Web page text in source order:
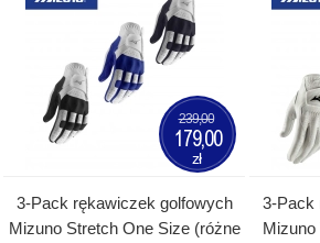
3-Pack rękawiczek golfowych
Mizuno Stretch One Size (różne
239,00
179,00
zł
3-Pack
Mizuno